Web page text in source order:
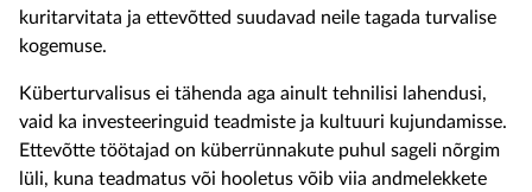
kuritarvitata ja ettevõtted suudavad neile tagada turvalise
kogemuse.
Küberturvalisus ei tähenda aga ainult tehnilisi lahendusi,
vaid ka investeeringuid teadmiste ja kultuuri kujundamisse.
Ettevõtte töötajad on küberrünnakute puhul sageli nõrgim
lüli, kuna teadmatus või hooletus võib viia andmelekkete